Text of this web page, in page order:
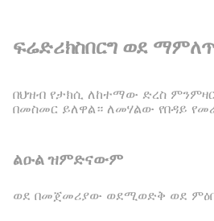
ፍሬድሪክስበርግ ወደ
በህዝብ የታክሲ ለከተማው ድረስ ምንምዛር
በመስመር ይለዋል። ለመሃልው የበዳይ
ልዑል ዝምድናውም
ወደ በመጀመሪያው ወደሚወድቅ ወደ